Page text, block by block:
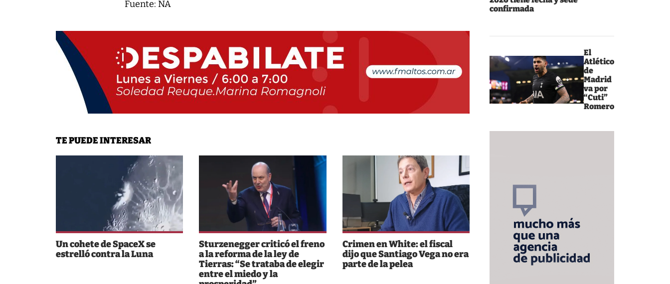
confirmada
El
Atlético
de
Madrid
va por
“Cuti”
Romero
Fuente: NA
TE PUEDE INTERESAR
Un cohete de SpaceX se
estrelló contra la Luna
Sturzenegger criticó el freno
a la reforma de la ley de
Tierras: “Se trataba de elegir
entre el miedo y la
Crimen en White: el fiscal
dijo que Santiago Vega no era
parte de la pelea